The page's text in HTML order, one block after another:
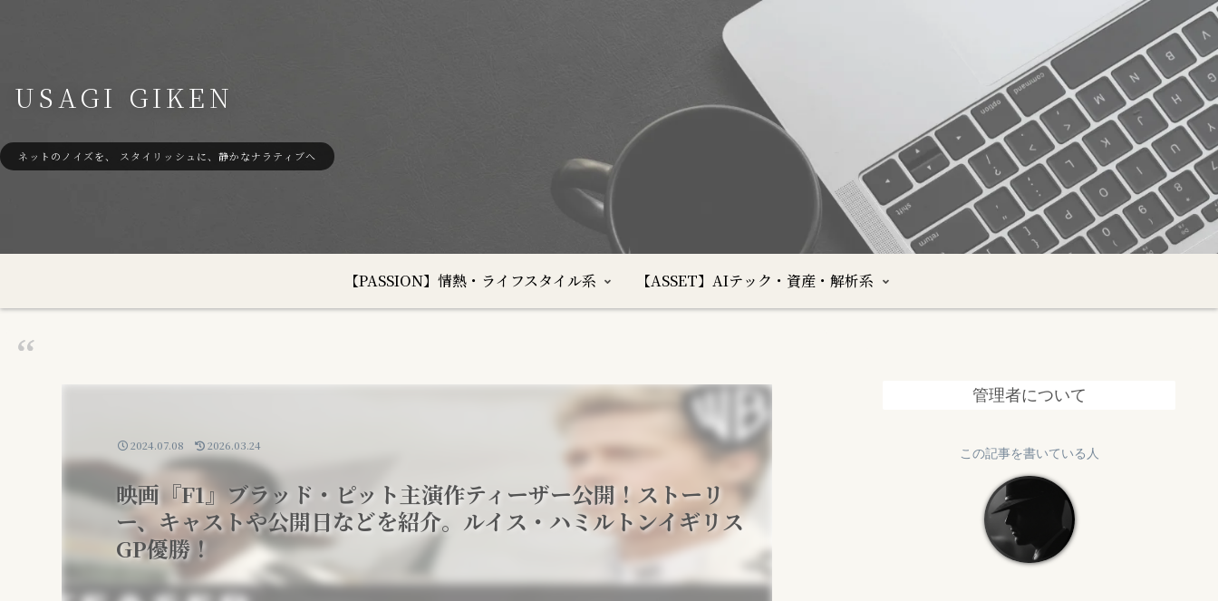
USAGI GIKEN
ネットのノイズを、 スタイリッシュに、静かなナラティブへ
【PASSION】情熱・ライフスタイル系 【ASSET】AIテック・資産・解析系
映画『F1』ブラッド・ピット主演作ティーザー公開！ストーリ
ー、キャストや公開日などを紹介。ルイス・ハミルトンイギリス
GP優勝！
2024.07.08 2026.03.24
管理者について
この記事を書いている人